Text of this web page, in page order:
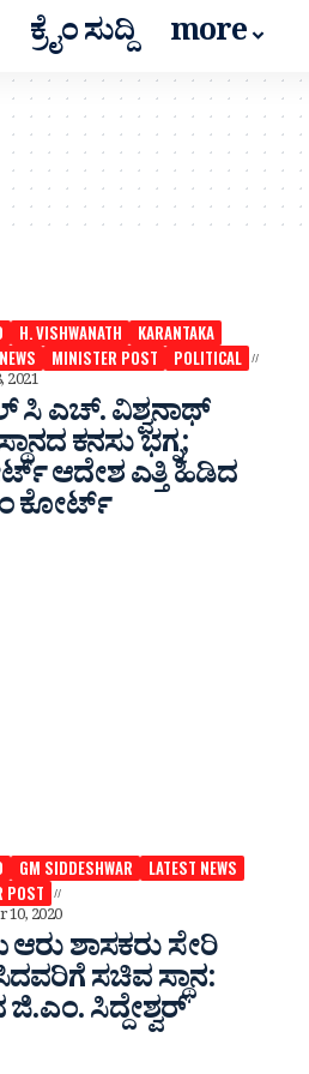
ಕ್ರೈಂ ಸುದ್ದಿ more
H. VISHWANATH
KARANTAKA
MINISTER POST POLITICAL
2021
ಸಿ ಎಚ್. ವಿಶ್ವನಾಥ್
ಕನಸು ಭಗ್ನ;
ಆದೇಶ ಎತ್ತಿ ಹಿಡಿದ
ಕೋರ್ಟ್
GM SIDDESHWAR
LATEST NEWS
POST
2020
ಶಾಸಕರು ಸೇರಿ
ಸಚಿವ ಸ್ಥಾನ:
ಸಿದ್ದೇಶ್ವರ್